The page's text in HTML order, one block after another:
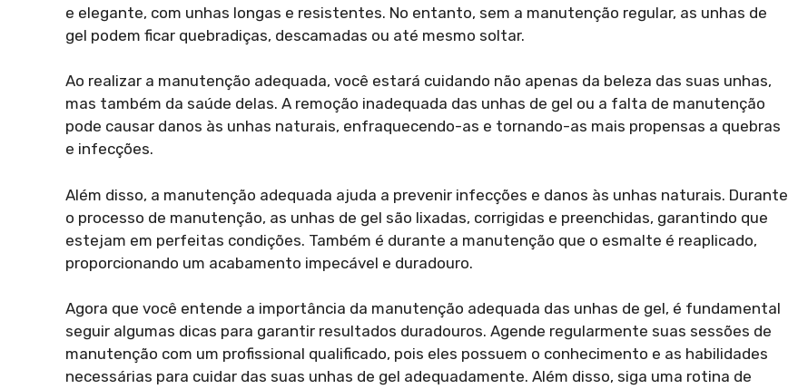
e elegante, com unhas longas e resistentes. No entanto, sem a manutenção regular, as unhas de
gel podem ficar quebradiças, descamadas ou até mesmo soltar.
Ao realizar a manutenção adequada, você estará cuidando não apenas da beleza das suas unhas,
mas também da saúde delas. A remoção inadequada das unhas de gel ou a falta de manutenção
pode causar danos às unhas naturais, enfraquecendo-as e tornando-as mais propensas a quebras
e infecções.
Além disso, a manutenção adequada ajuda a prevenir infecções e danos às unhas naturais. Durante
o processo de manutenção, as unhas de gel são lixadas, corrigidas e preenchidas, garantindo que
estejam em perfeitas condições. Também é durante a manutenção que o esmalte é reaplicado,
proporcionando um acabamento impecável e duradouro.
Agora que você entende a importância da manutenção adequada das unhas de gel, é fundamental
seguir algumas dicas para garantir resultados duradouros. Agende regularmente suas sessões de
manutenção com um profissional qualificado, pois eles possuem o conhecimento e as habilidades
necessárias para cuidar das suas unhas de gel adequadamente. Além disso, siga uma rotina de